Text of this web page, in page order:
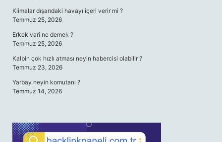
Klimalar dışarıdaki havayı içeri verir mi ?
Temmuz 25, 2026
Erkek vari ne demek ?
Temmuz 25, 2026
Kalbin çok hızlı atması neyin habercisi olabilir ?
Temmuz 23, 2026
Yarbay neyin komutanı ?
Temmuz 14, 2026